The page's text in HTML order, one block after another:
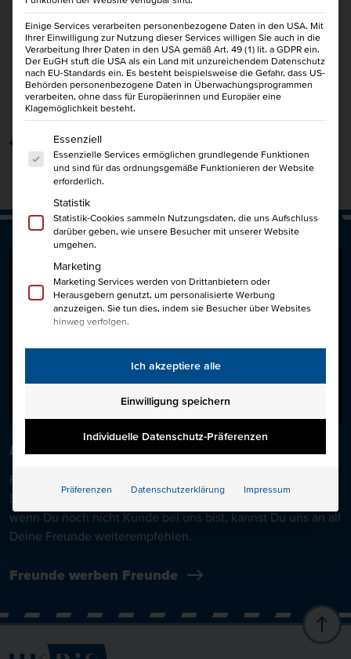
Weiterbildungsportfolio
Kurse:
zurück
Einige Services verarbeiten personenbezogene Daten in den USA. Mit
Ihrer Einwilligung zur Nutzung dieser Services willigen Sie auch in die
Verarbeitung Ihrer Daten in den USA gemäß Art. 49 (1) lit. a GDPR ein.
Der EuGH stuft die USA als ein Land mit unzureichendem Datenschutz
nach EU-Standards ein. Es besteht beispielsweise die Gefahr, dass US-
Behörden personenbezogene Daten in Überwachungsprogrammen
verarbeiten, ohne dass für Europäerinnen und Europäer eine
Klagemöglichkeit besteht.
Es folgt eine Liste der Service-Gruppen, für die eine
Essenziell
Essenzielle Services ermöglichen grundlegende Funktionen
und sind für das ordnungsgemäße Funktionieren der Website
erforderlich.
Statistik
Statistik-Cookies sammeln Nutzungsdaten, die uns Aufschluss
darüber geben, wie unsere Besucher mit unserer Website
umgehen.
Marketing
Marketing Services werden von Drittanbietern oder
Herausgebern genutzt, um personalisierte Werbung
anzuzeigen. Sie tun dies, indem sie Besucher über Websites
hinweg verfolgen.
werden standardmäßig blockiert. Wenn externe Services
akzeptiert werden, ist für den Zugriff auf diese Inhalte keine
manuelle Einwilligung mehr erforderlich.
Ich akzeptiere alle
Einwilligung speichern
Individuelle Datenschutz-Präferenzen
Präferenzen Datenschutzerklärung Impressum
FREUNDE WERBEN FREUNDE
Freunde werben Freunde und dafür gibt’s ein tolles
Dankeschön!
50€ für Dich und 50€ für einen Freund!
wenn Du noch nicht Kunde bei uns bist, kannst Du uns an all
Deine Freunde weiterempfehlen.
Freunde werben Freunde